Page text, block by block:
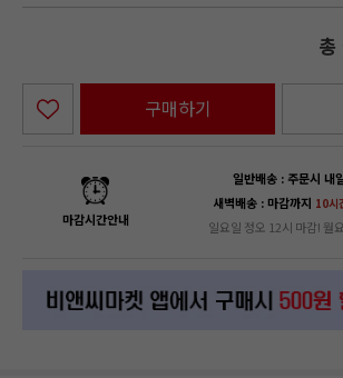
총
구매하기
마감시간안내
일반배송 : 주문시 내
새벽배송 : 마감까지 10시
일요일 정오 12시 마감! 월